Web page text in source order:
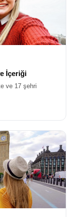
şehirleri de kapsar.
J.R.R.
adımlamak,
Manchester ve
kültürel
Roma
veya
için
kültürü, nezaket
ve edebiyat
size İngiliz yaşam
aktığını, telefon
kahvaltısının
ve
Bizimle
İçeriği
ve 17 şehri